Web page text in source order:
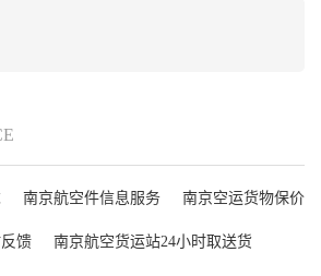
南京航空件信息服务 南京空运货物保价
馈 南京航空货运站24小时取送货